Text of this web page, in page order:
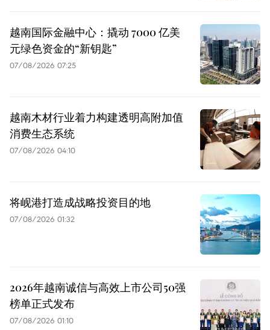
越南国际金融中心：撬动 7000 亿美
元绿色资金的“新钥匙”
07/08/2026 07:25
越南木材行业着力构建透明高附加值
消费生态系统
07/08/2026 04:10
将岘港打造成战略投资目的地
07/08/2026 01:32
2026年越南诚信与高效上市公司50强
榜单正式发布
07/08/2026 01:10